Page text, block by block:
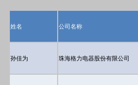
姓名 公司名称
孙佳为 珠海格力电器股份有限公司